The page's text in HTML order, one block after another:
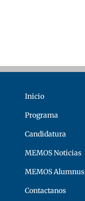
Inicio
Programa
Candidatura
MEMOS Noticias
MEMOS Alumnus
Contactanos